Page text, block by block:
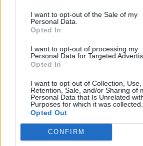
I want to opt-out of the Sale of my
Personal Data.
Opted In
I want to opt-out of processing my
Personal Data for Targeted
Opted In
I want to opt-out of Collection, Use,
Retention, Sale, and/or Sharing of
Personal Data that Is Unrelated
Purposes for which it was collected.
Opted Out
CONFIRM
Ιός Δυτικού Νείλου: Έως τον
ΥΓΕΙΑ 15:17
Οκτώβριο η
που δεν